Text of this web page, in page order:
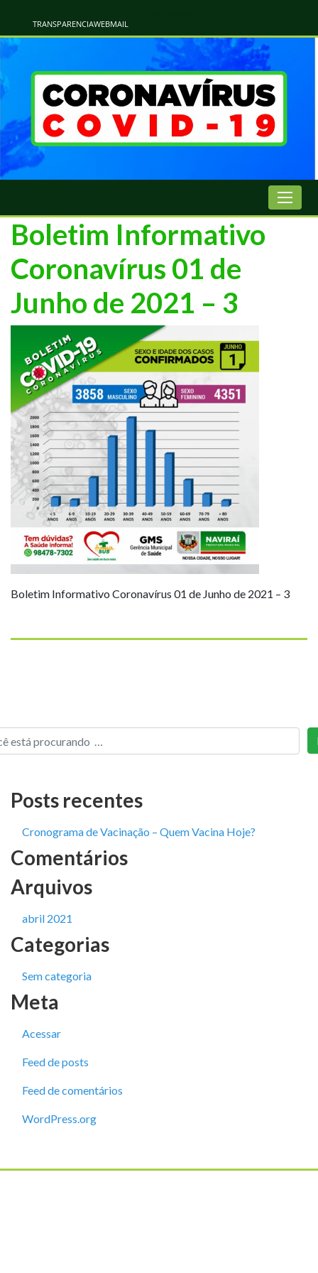
TRANSPARENCIAWEBMAIL
Boletim Informativo
Coronavírus 01 de
Junho de 2021 – 3
Boletim Informativo Coronavírus 01 de Junho de 2021 – 3
Posts recentes
Cronograma de Vacinação – Quem Vacina Hoje?
Comentários
Arquivos
abril 2021
Categorias
Sem categoria
Meta
Acessar
Feed de posts
Feed de comentários
WordPress.org